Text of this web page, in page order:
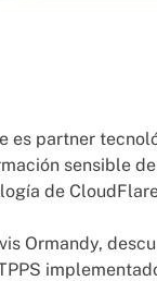
es partner
sensible
de
Ormandy,